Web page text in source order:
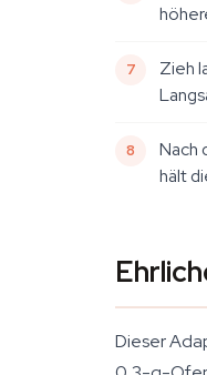
Zieh
Nach
hält
Dieser